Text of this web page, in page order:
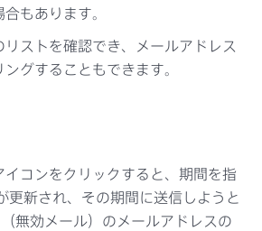
もあります。
ストを確認でき、メールアドレス
グすることもできます。
コンをクリックすると、期間を指
更新され、その期間に送信しようと
無効メール）のメールアドレスの